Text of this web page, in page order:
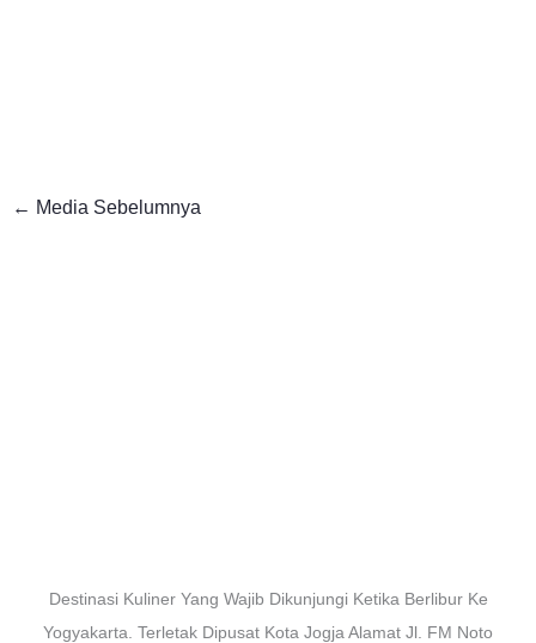
← Media Sebelumnya
Destinasi Kuliner Yang Wajib Dikunjungi Ketika Berlibur Ke
Yogyakarta. Terletak Dipusat Kota Jogja Alamat Jl. FM Noto